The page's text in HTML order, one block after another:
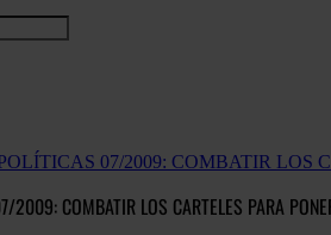
07/2009: COMBATIR
2009: COMBATIR LOS CARTELES PARA